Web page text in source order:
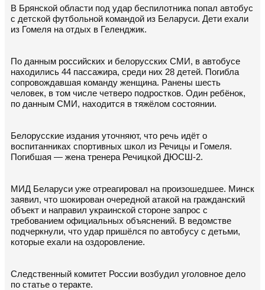
В Брянской области под удар беспилотника попал автобус
с детской футбольной командой из Беларуси. Дети ехали
из Гомеля на отдых в Геленджик.
По данным российских и белорусских СМИ, в автобусе
находились 44 пассажира, среди них 28 детей. Погибла
сопровождавшая команду женщина. Ранены шесть
человек, в том числе четверо подростков. Один ребёнок,
по данным СМИ, находится в тяжёлом состоянии.
Белорусские издания уточняют, что речь идёт о
воспитанниках спортивных школ из Речицы и Гомеля.
Погибшая — жена тренера Речицкой ДЮСШ-2.
МИД Беларуси уже отреагировал на произошедшее. Минск
заявил, что шокирован очередной атакой на гражданский
объект и направил украинской стороне запрос с
требованием официальных объяснений. В ведомстве
подчеркнули, что удар пришёлся по автобусу с детьми,
которые ехали на оздоровление.
Следственный комитет России возбудил уголовное дело
по статье о теракте.